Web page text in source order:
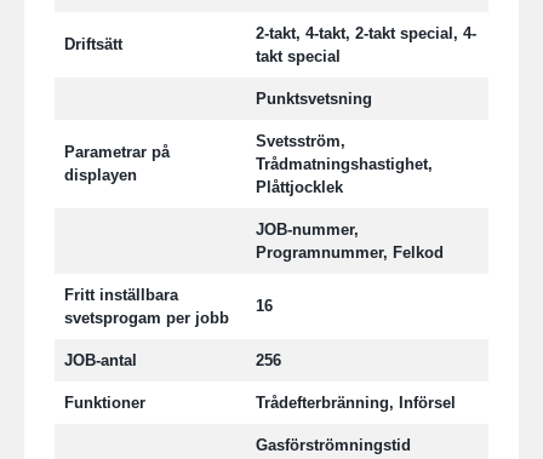
Driftsätt
2-takt, 4-takt, 2-takt special, 4-
takt special
Punktsvetsning
Parametrar på
displayen
Svetsström,
Trådmatningshastighet,
Plåttjocklek
JOB-nummer,
Programnummer, Felkod
Fritt inställbara
svetsprogam per jobb
16
JOB-antal 256
Funktioner Trådefterbränning, Införsel
Gasförströmningstid